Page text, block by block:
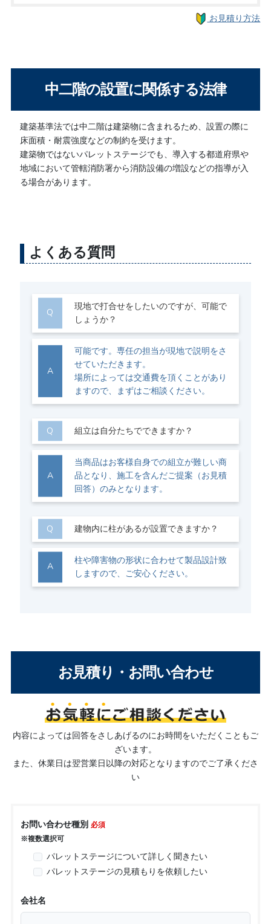
お見積り方法
中二階の設置に関係する法律
建築基準法では中二階は建築物に含まれるため、設置の際に
床面積・耐震強度などの制約を受けます。
建築物ではないパレットステージでも、導入する都道府県や
地域において管轄消防署から消防設備の増設などの指導が入
る場合があります。
よくある質問
現地で打合せをしたいのですが、可能で
しょうか？
可能です。専任の担当が現地で説明をさ
せていただきます。
場所によっては交通費を頂くことがあり
ますので、まずはご相談ください。
組立は自分たちでできますか？
当商品はお客様自身での組立が難しい商
品となり、施工を含んだご提案（お見積
回答）のみとなります。
建物内に柱があるが設置できますか？
柱や障害物の形状に合わせて製品設計致
しますので、ご安心ください。
お見積り・お問い合わせ
内容によっては回答をさしあげるのにお時間をいただくこともご
ざいます。
また、休業日は翌営業日以降の対応となりますのでご了承くださ
い
お問い合わせ種別 必須
※複数選択可
パレットステージについて詳しく聞きたい
パレットステージの見積もりを依頼したい
会社名